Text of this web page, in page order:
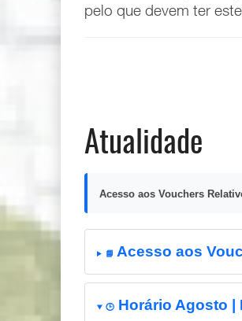
pelo que devem ter
Atualidade
Acesso aos Vouchers
📘 Acesso aos
🕒 Horário Agosto |